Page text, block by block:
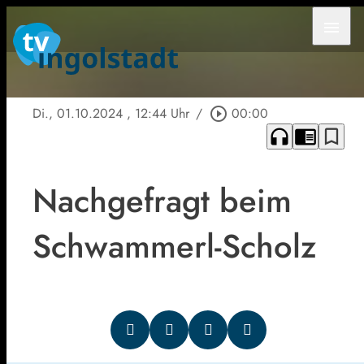
Di., 01.10.2024 , 12:44 Uhr / play_circle_outline 00:00
headphones chrome_reader_mode bookmark_border
Nachgefragt beim
Schwammerl-Scholz